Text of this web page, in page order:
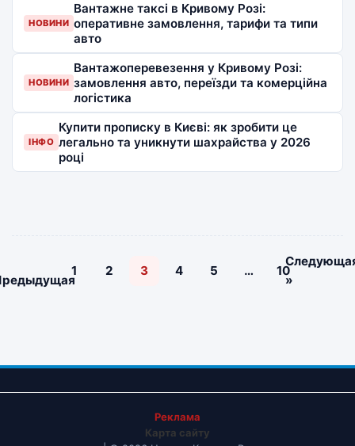
НОВИНИ
Вантажне таксі в Кривому Розі:
оперативне замовлення, тарифи та типи
авто
НОВИНИ
Вантажоперевезення у Кривому Розі:
замовлення авто, переїзди та комерційна
логістика
ІНФО
Купити прописку в Києві: як зробити це
легально та уникнути шахрайства у 2026
році
1 2 3 4 5 … 10
»
Реклама
Карта сайту